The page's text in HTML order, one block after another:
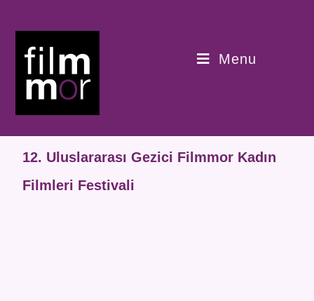
Menu
12. Uluslararası Gezici Filmmor Kadın
Filmleri Festivali